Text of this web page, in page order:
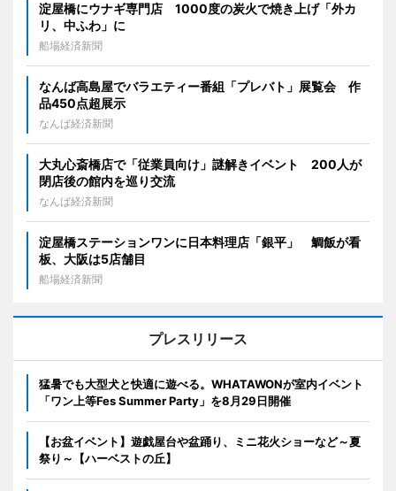
淀屋橋にウナギ専門店 1000度の炭火で焼き上げ「外カ
リ、中ふわ」に
船場経済新聞
なんば高島屋でバラエティー番組「プレバト」展覧会 作
品450点超展示
なんば経済新聞
大丸心斎橋店で「従業員向け」謎解きイベント 200人が
閉店後の館内を巡り交流
なんば経済新聞
淀屋橋ステーションワンに日本料理店「銀平」 鯛飯が看
板、大阪は5店舗目
船場経済新聞
プレスリリース
猛暑でも大型犬と快適に遊べる。WHATAWONが室内イベント
「ワン上等Fes Summer Party」を8月29日開催
【お盆イベント】遊戯屋台や盆踊り、ミニ花火ショーなど～夏
祭り～【ハーベストの丘】